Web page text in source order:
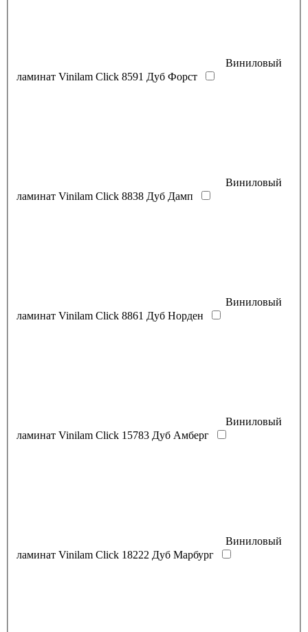
Виниловый
ламинат Vinilam Click 8591 Дуб Форст
Виниловый
ламинат Vinilam Click 8838 Дуб Дамп
Виниловый
ламинат Vinilam Click 8861 Дуб Норден
Виниловый
ламинат Vinilam Click 15783 Дуб Амберг
Виниловый
ламинат Vinilam Click 18222 Дуб Марбург